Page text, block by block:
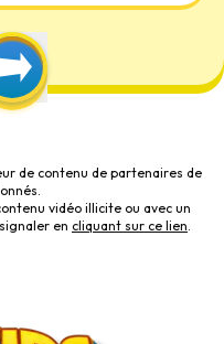
de contenu de partenaires de
vidéo illicite ou avec un
en cliquant sur ce lien.